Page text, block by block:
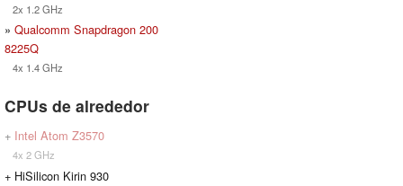
2x 1.2 GHz
» Qualcomm Snapdragon 200
8225Q
4x 1.4 GHz
CPUs de alrededor
+ Intel Atom Z3570
4x 2 GHz
+ HiSilicon Kirin 930